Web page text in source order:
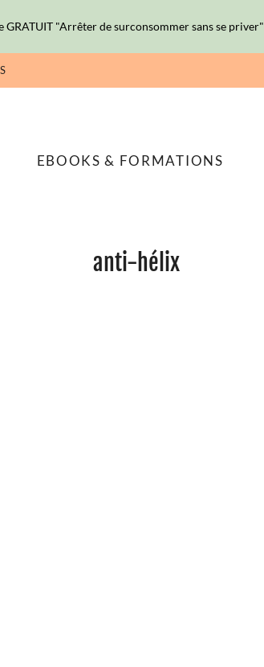
EBOOKS & FORMATIONS
anti-hélix
GRATUIT "Arrêter de surconsommer sans se priver"